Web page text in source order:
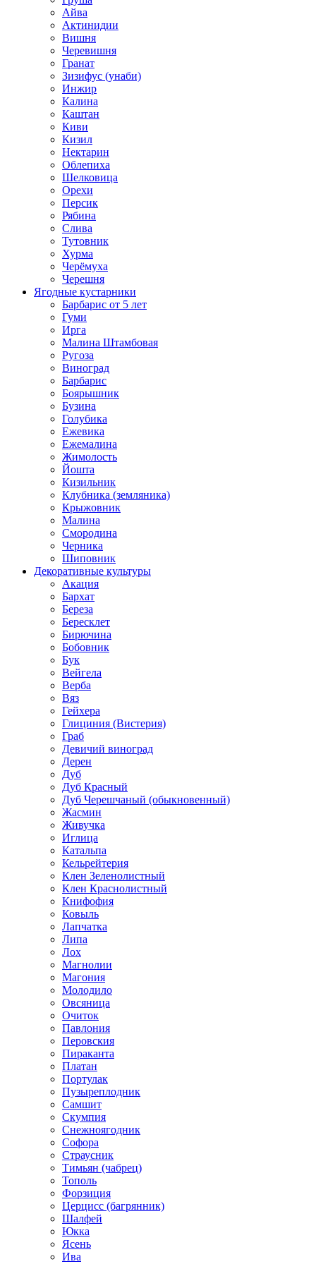
Айва
Актинидии
Вишня
Черевишня
Гранат
Зизифус (унаби)
Инжир
Калина
Каштан
Киви
Кизил
Нектарин
Облепиха
Шелковица
Орехи
Персик
Рябина
Слива
Тутовник
Хурма
Черёмуха
Черешня
Ягодные кустарники
Барбарис от 5 лет
Гуми
Ирга
Малина Штамбовая
Ругоза
Виноград
Барбарис
Боярышник
Бузина
Голубика
Ежевика
Ежемалина
Жимолость
Йошта
Кизильник
Клубника (земляника)
Крыжовник
Малина
Смородина
Черника
Шиповник
Декоративные культуры
Акация
Бархат
Береза
Бересклет
Бирючина
Бобовник
Бук
Вейгела
Верба
Вяз
Гейхера
Глициния (Вистерия)
Граб
Девичий виноград
Дерен
Дуб
Дуб Красный
Дуб Черешчаный (обыкновенный)
Жасмин
Живучка
Иглица
Катальпа
Кельрейтерия
Клен Зеленолистный
Клен Краснолистный
Книфофия
Ковыль
Лапчатка
Липа
Лох
Магнолии
Магония
Молодило
Овсяница
Очиток
Павлония
Перовския
Пираканта
Платан
Портулак
Пузыреплодник
Самшит
Скумпия
Снежноягодник
Софора
Страусник
Тимьян (чабрец)
Тополь
Форзиция
Церцисс (багрянник)
Шалфей
Юкка
Ясень
Ива